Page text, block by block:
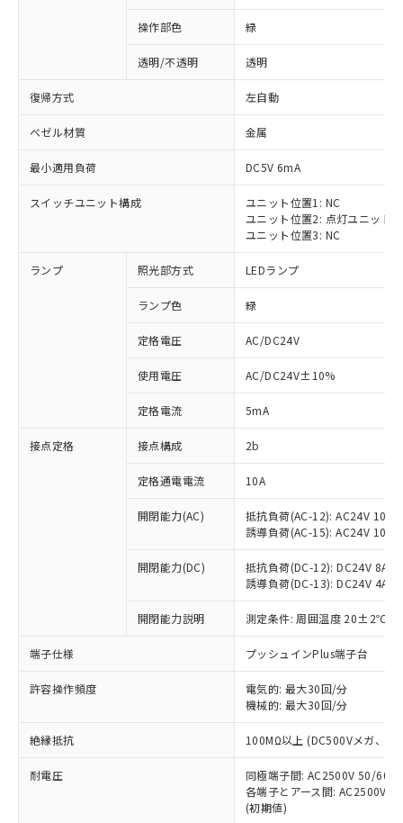
操作部色 緑
透明/不透明 透明
復帰方式 左自動
ベゼル材質 金属
最小適用負荷 DC5V 6mA
スイッチユニット構成
ユニット位置1: NC
ユニット位置2: 点灯ユニット
ユニット位置3: NC
ランプ 照光部方式 LEDランプ
ランプ色 緑
定格電圧 AC/DC24V
使用電圧 AC/DC24V±10%
定格電流 5mA
接点定格 接点構成 2b
定格通電電流 10A
開閉能力(AC)
抵抗負荷(AC-12): AC24V 10A/
誘導負荷(AC-15): AC24V
開閉能力(DC)
抵抗負荷(DC-12): DC24V 8A/
誘導負荷(DC-13): DC24V 4A/
開閉能力説明 測定条件: 周囲温度 20±2℃、
端子仕様 プッシュインPlus端子台
許容操作頻度
電気的: 最大30回/分
機械的: 最大30回/分
絶縁抵抗 100MΩ以上 (DC500Vメガ、点
耐電圧
同極端子間: AC2500V 50/
各端子とアース間: AC2500V
(初期値)
ご利用条件
以下の条件をお読みいただき、同意のうえ
ご利用ください。
本サービスは、当社制御機器事業取扱
商品の当社在庫状況および標準価格
(税抜)を提供させていただくもので
当社制御機器事業取扱商品の中には、
本サービスの対象外となる商品もある
ことをご了承ください。
在庫状況および標準価格照会結果は、
記載している更新日時点での社内デー
タに基づき作成されるものであり、閲
覧された時点での実際の在庫および標
準価格とは異なる場合があることをご
※1 対応状況
対応済み：EU RoHS指令（10物質）の
非含有に対応した製品が提供可能な商品で
す。
対応予定：EU RoHS指令（10物質）の非含
有に対応した製品に切り替える予定のある
対応予定なし：EU RoHS指令（10物質）の
非含有に非対応の商品で、対応品を出す予
定はありません。
調査・確認中：EU RoHS指令（10物質）の
非含有の対応状況を調査中または確認中の
非該当品：ライセンス料など無形物で、有
害物質有無と関係のない商品です。
仕入先様の事情により、非含有部品として
いたものが、含有品と判明した場合などや
むを得ず変更することがあります。
六価クロム(Cr(Ⅵ)) 1000ppm以下、ポリ臭化ビフェニル
類(PBB) 1000ppm以下、ポリ臭化ジフェニルエーテル類
「○」：最大均質材料含有率が中国RoHSの
基準値以下であることを示します。
「×」：最大均質材料含有率が中国RoHSの
基準値を超えていることを示します。
「－」：未確認です。当社販売部門へお問
*中国RoHS10物質の基準値 (GB/T26572)：
Pb(鉛) :1000ppm、 Hg(水銀) : 1000ppm、 Cd(カドミウ
Cr(Ⅵ)(六価クロム) : 1000ppm、 PBBs(ポリ臭化ビフェ
当社は、これら貴社製品のうち、外国
為替および外国貿易法に定める商品
（以下｢規制貨物等」という）を輸出
または国外への提供する場合は、日本
国政府の輸出許可(または役務取引許
可)を取得するなどの必要な手続きを